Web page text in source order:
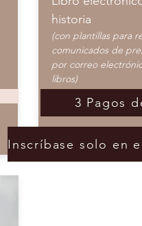
historia
(con plantillas para
comunicados de
por correo
libros)
$497
3 Pagos